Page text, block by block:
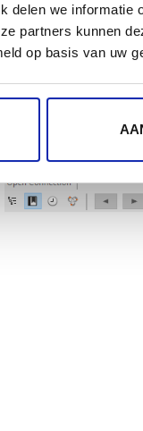
delen we
partners kunnen
op basis van uw
SFTP
Indien je wilt
Transfer Protocol)”.